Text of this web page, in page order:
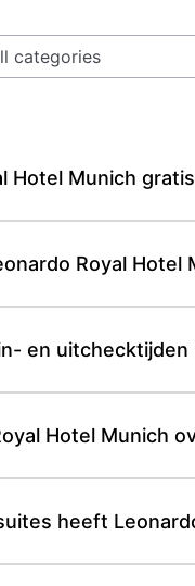
Hotel Munich
Royal Hotel
en uitchecktijden
Hotel Munich
heeft